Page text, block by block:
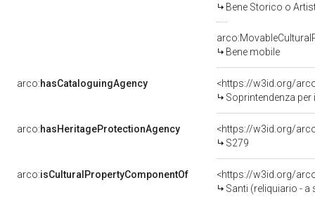
Bene Storico o
Bene mobile
arco:hasCataloguingAgency
<https://w3id.org/
Soprintendenza
arco:hasHeritageProtectionAgency
<https://w3id.org/
S279
arco:isCulturalPropertyComponentOf
<https://w3id.org/
Santi (reliquiario - a